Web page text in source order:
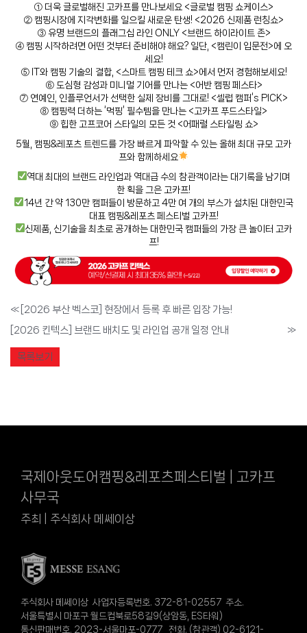
① 더욱 글로벌해진 고카프를 만나보세요 <글로벌 캠핑 쇼케이스>
② 캠핑시장에 지각변화를 일으킬 새로운 탄생! <2026 신제품 런칭쇼>
③ 유명 브랜드의 플래그십 라인 ONLY <브랜드 하이라이트 존>
④ 캠핑 시작하려면 어떤 것부터 준비해야 해요? 일단, <캠린이 입문전>에 오
세요!
⑤ IT와 캠핑 기술의 결합, <스마트 캠핑 테크 쇼>에서 먼저 경험해보세요!
⑥ 도심형 감성과 미니멀 기어를 만나는 <어반 캠핑 페스타>
⑦ 연예인, 인플루언서가 선택한 실제 장비를 그대로! <셀럽 캠퍼‘s PICK>
⑧ 캠핑력 더하는 ‘먹핑’ 필수템을 만나는 <고카프 푸드스타일>
⑨ 힙한 고프코어 스타일의 모든 것 <어패럴 스타일링 쇼>
5월, 캠핑&레포츠 트렌드를 가장 빠르게 파악할 수 있는 올해 최대 규모 고카
프와 함께하세요
역대 최대의 브랜드 라인업과 역대급 수의 참관객이라는 대기록을 남기며
한 획을 그은 고카프!
14년 간 약 130만 캠퍼들이 방문하고 4만 여 개의 부스가 설치된 대한민국
대표 캠핑&레포츠 페스티벌 고카프!
신제품, 신기술을 최초로 공개하는 대한민국 캠퍼들의 가장 큰 놀이터 고카
프!
« [2026 부산 벡스코] 현장에서 등록 후 빠른 입장 가능!
[2026 킨텍스] 브랜드 배치도 및 라인업 공개 일정 안내
»
목록보기
국제아웃도어캠핑&레포츠페스티벌 | 고카프
사무국
주최 | 주식회사 메쎄이상
주식회사 메쎄이상 사업자등록번호. 372-81-02557 주소.
서울특별시 마포구 월드컵북로58길9(상암동, ES타워)
통신판매번호. 2023-서울마포-0777 전화. (참관객) 02-6121-